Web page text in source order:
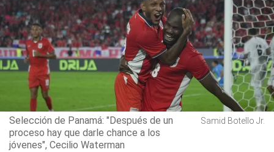
Selección de Panamá: "Después de un
proceso hay que darle chance a los
jóvenes", Cecilio Waterman
Samid Botello Jr.